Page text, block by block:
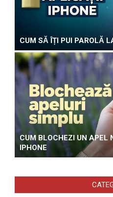
CUM SĂ ÎȚI PUI PAROLĂ
CUM BLOCHEZI UN APEL
IPHONE